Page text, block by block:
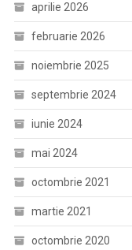
aprilie 2026
februarie 2026
noiembrie 2025
septembrie 2024
iunie 2024
mai 2024
octombrie 2021
martie 2021
octombrie 2020